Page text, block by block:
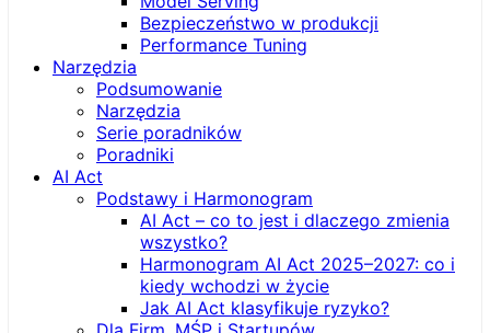
Bezpieczeństwo w produkcji
Performance Tuning
Narzędzia
Podsumowanie
Narzędzia
Serie poradników
Poradniki
AI Act
Podstawy i Harmonogram
AI Act – co to jest i dlaczego zmienia
wszystko?
Harmonogram AI Act 2025–2027: co i
kiedy wchodzi w życie
Jak AI Act klasyfikuje ryzyko?